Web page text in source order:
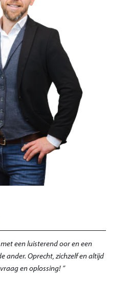
een luisterend oor en een
ander. Oprecht, zichzelf en altijd
en oplossing! ”